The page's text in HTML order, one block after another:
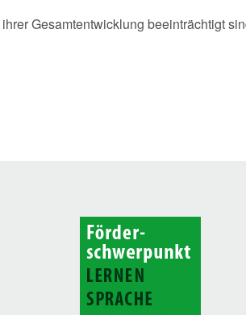
Gesamtentwicklung beeinträchtigt